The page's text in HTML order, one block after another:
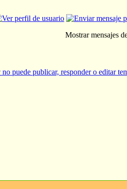
Mostrar mensajes